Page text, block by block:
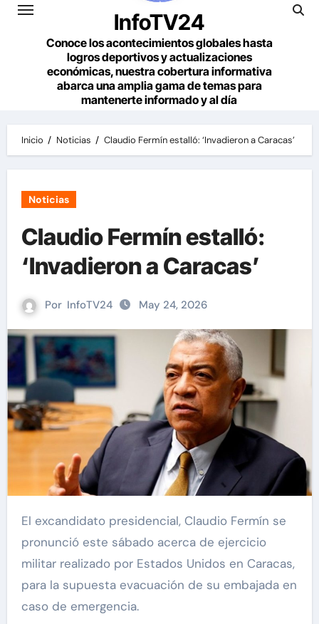
InfoTV24
Conoce los acontecimientos globales hasta
logros deportivos y actualizaciones
económicas, nuestra cobertura informativa
abarca una amplia gama de temas para
mantenerte informado y al día
Inicio Noticias Claudio Fermín estalló: ‘Invadieron a Caracas’
Noticias
Claudio Fermín estalló:
‘Invadieron a Caracas’
Por InfoTV24 May 24, 2026
El excandidato presidencial, Claudio Fermín se
pronunció este sábado acerca de ejercicio
militar realizado por Estados Unidos en Caracas,
para la supuesta evacuación de su embajada en
caso de emergencia.